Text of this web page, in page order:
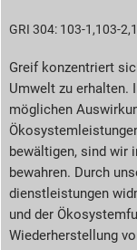
Reporting-Indizes
Downloads
GRI 304: 103-1,103-
Greif konzentriert
Umwelt zu erhalten.
möglichen
bewältigen, sind wir
bewahren. Durch
dienstleistungen
und der
Wiederherstellung